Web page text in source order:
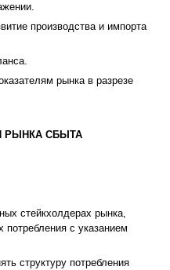
производства и импорта
рынка в разрезе
РЫНКА СБЫТА
стейкхолдерах рынка,
потребления с указанием
структуру потребления